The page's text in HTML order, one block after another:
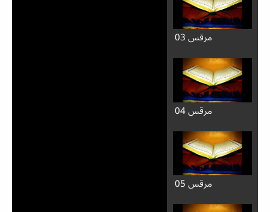
مرقس 03
مرقس 04
مرقس 05